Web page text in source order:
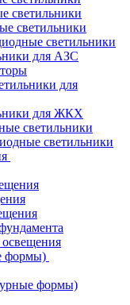
светильники
светильники
светильники
для АЗС
для
для ЖКХ
светильники
светильники
формы)
формы)